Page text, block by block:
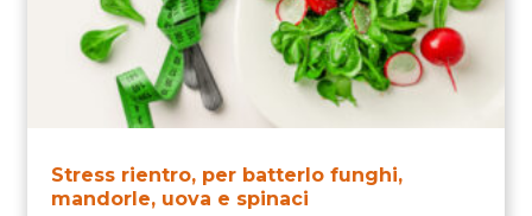
Stress rientro, per batterlo funghi,
mandorle, uova e spinaci